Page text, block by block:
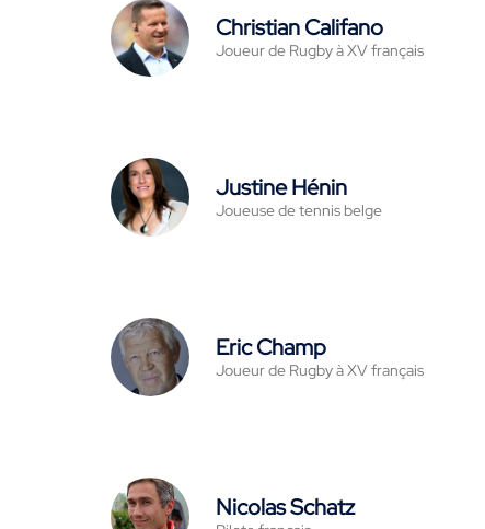
Christian Califano
Joueur de Rugby à XV français
Justine Hénin
Joueuse de tennis belge
Eric Champ
Joueur de Rugby à XV français
Nicolas Schatz